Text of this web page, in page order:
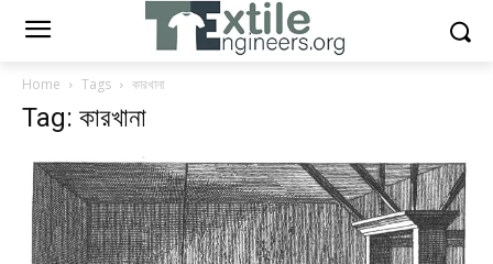
Home Tags কারখানা
Tag: কারখানা